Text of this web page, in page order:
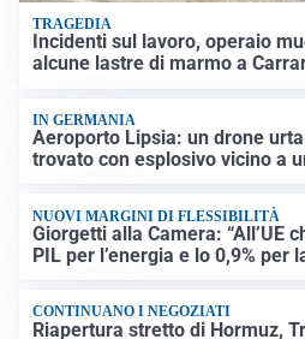
TRAGEDIA
Incidenti sul lavoro, operaio
alcune lastre di marmo a
IN GERMANIA
Aeroporto Lipsia: un drone
trovato con esplosivo vicino a
NUOVI MARGINI DI FLESSIBILITÀ
Giorgetti alla Camera: “All’UE
PIL per l’energia e lo 0,9% per
CONTINUANO I NEGOZIATI
Riapertura stretto di Hormuz,